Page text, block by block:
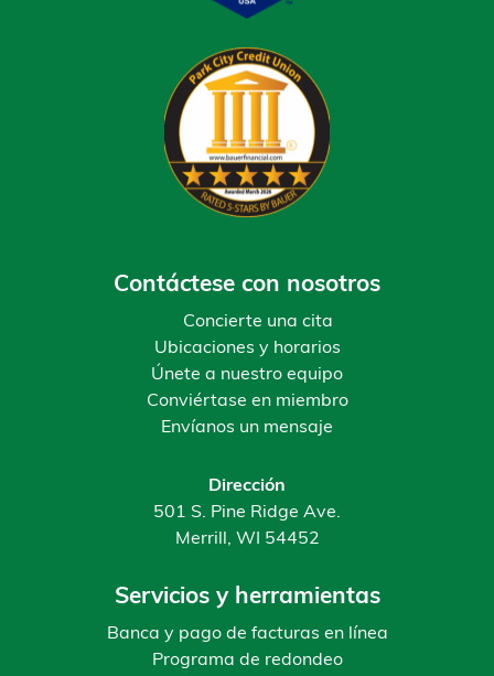
Contáctese con nosotros
Concierte una cita
Ubicaciones y horarios
Únete a nuestro equipo
Conviértase en miembro
Envíanos un mensaje
Dirección
501 S. Pine Ridge Ave.
Merrill, WI 54452
Servicios y herramientas
Banca y pago de facturas en línea
Programa de redondeo